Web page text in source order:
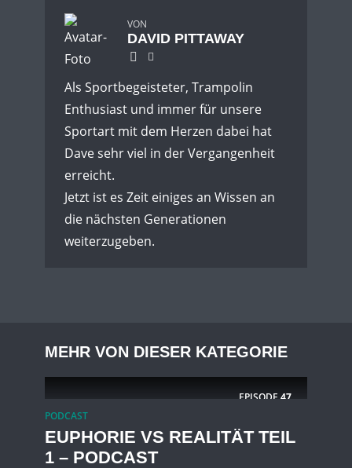
VON
DAVID PITTAWAY
Als Sportbegeisteter, Trampolin
Enthusiast und immer für unsere
Sportart mit dem Herzen dabei hat
Dave sehr viel in der Vergangenheit
erreicht.
Jetzt ist es Zeit einiges an Wissen an
die nächsten Generationen
weiterzugeben.
MEHR VON DIESER KATEGORIE
EPISODE47
PODCAST
EUPHORIE VS REALITÄT TEIL
1 – PODCAST